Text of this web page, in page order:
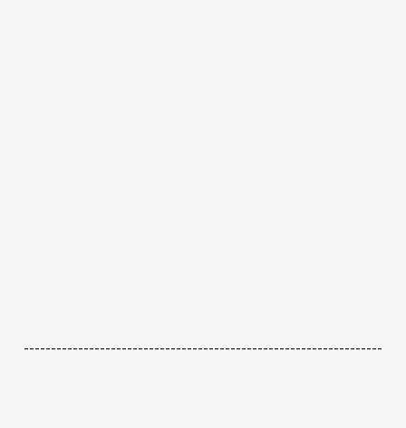
------------------------------------------------------------------